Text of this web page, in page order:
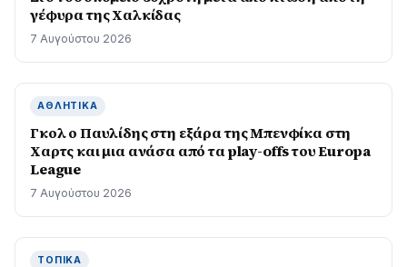
γέφυρα της Χαλκίδας
7 Αυγούστου 2026
ΑΘΛΗΤΙΚΆ
Γκολ ο Παυλίδης στη εξάρα της Μπενφίκα στη
Χαρτς και μια ανάσα από τα play-offs του Europa
League
7 Αυγούστου 2026
ΤΟΠΙΚΆ